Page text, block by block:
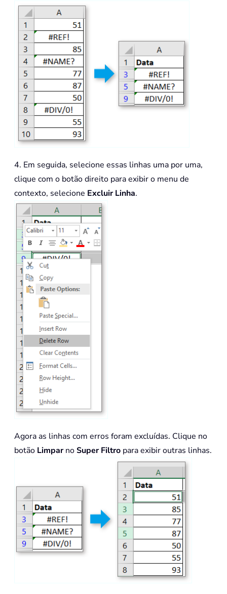
4. Em seguida, selecione essas linhas uma por uma,
clique com o botão direito para exibir o menu de
contexto, selecione Excluir Linha.
Agora as linhas com erros foram excluídas. Clique no
botão LimparnoSuper Filtro para exibir outras linhas.